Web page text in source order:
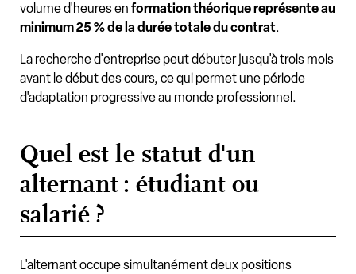
volume d'heures en formation théorique représente au
minimum 25 % de la durée totale du contrat.
La recherche d'entreprise peut débuter jusqu'à trois mois
avant le début des cours, ce qui permet une période
d'adaptation progressive au monde professionnel.
Quel est le statut d'un
alternant : étudiant ou
salarié ?
L'alternant occupe simultanément deux positions